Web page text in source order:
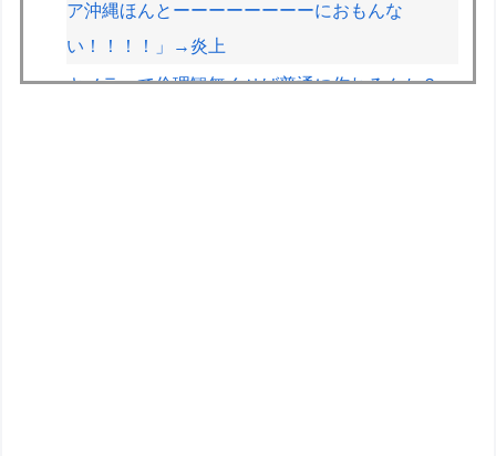
ア沖縄ほんとーーーーーーーーにおもんな
い！！！！」→炎上
キメラって倫理観無くせば普通に作れるんか？